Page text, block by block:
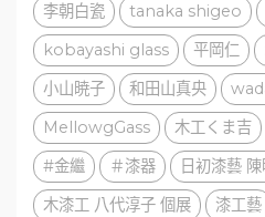
李朝白瓷
tanaka shigeo
kobayashi glass
平岡仁
小山暁子
和田山真央
MellowgGass
木工くま吉
#金繼
＃漆器 日初漆藝
木漆工 八代淳子 個展
漆工藝